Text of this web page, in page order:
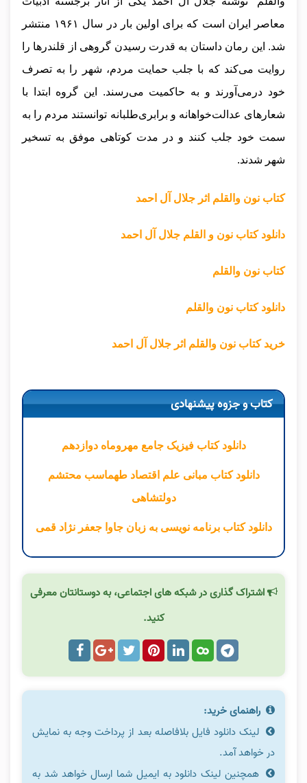
معاصر ایران است که برای اولین بار در سال ۱۹۶۱ منتشر
شد. این رمان داستان به قدرت رسیدن گروهی از قلندرها را
روایت می‌کند که با جلب حمایت مردم، شهر را به تصرف
خود درمی‌آورند و به حاکمیت می‌رسند. این گروه ابتدا با
شعارهای عدالت‌خواهانه و برابری‌طلبانه توانستند مردم را به
سمت خود جلب کنند و در مدت کوتاهی موفق به تسخیر
شهر شدند.
کتاب نون والقلم اثر جلال آل احمد
دانلود کتاب نون و القلم جلال آل احمد
کتاب نون والقلم
دانلود کتاب نون والقلم
خرید کتاب نون والقلم اثر جلال آل احمد
کتاب و جزوه پیشنهادی
دانلود کتاب فیزیک جامع مهروماه دوازدهم
دانلود کتاب مبانی علم اقتصاد طهماسب محتشم
دولتشاهی
دانلود کتاب برنامه نویسی به زبان جاوا جعفر نژاد قمی
اشتراک گذاری در شبکه های اجتماعی، به دوستانتان معرفی
کنید.
راهنمای خرید:
لینک دانلود فایل بلافاصله بعد از پرداخت وجه به نمایش
در خواهد آمد.
همچنین لینک دانلود به ایمیل شما ارسال خواهد شد به